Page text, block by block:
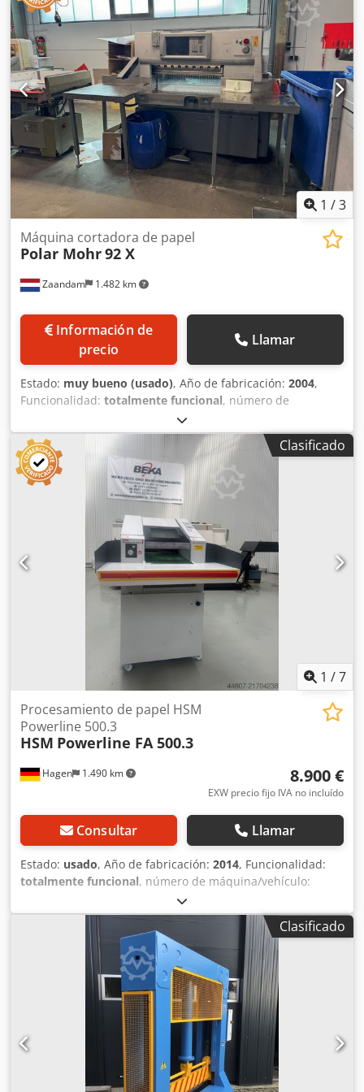
A Frecuencia: 50–60 Hz Opciones: - Módulo de 3,6 kWh -
ARC -Sistema tándem -UCT -Corte a presión Si tiene alguna
pregunta o necesita más información, no dude en
enviarnos un mensaje o llamarnos. Cjdpfx Ajzd Sipoaxsrf
1 /3
Zaandam 1.482 km
Máquina cortadora de papel
Polar Mohr92 X
Información de
precio
Llamar
Estado: muy bueno (usado), Año de fabricación: 2004,
Funcionalidad: totalmente funcional, número de
, Tamaño 92 cm, Programa,
Cuchillo de repuesto, Mesas auxiliares grandes Cedpfx
Aaswnqwcsxsrf Número de máquina: 7411231 Clasificado
1 /7
Hagen 1.490 km
Procesamiento de papel HSM
Powerline 500.3
HSM Powerline FA 500.3
8.900 €
EXW precio fijo IVA no incluído
Consultar Llamar
Estado: usado, Año de fabricación: 2014, Funcionalidad:
totalmente funcional, número de máquina/vehículo:
, HSM Powerline 500.3 El modelo
superior de la serie de destructoras de documentos de
alto rendimiento HSM Powerline. Crjdpfx Ajy Anvroaxjf Esta
potente máquina es ideal para la destrucción de grandes
volúmenes en archivos o plantas de destrucción
centralizadas. Los materiales de alta calidad y los
estándares de fabricación probados "Made in Germany"
de HSM garantizan que el producto sea seguro y duradero.
Especificaciones Ámbito de aplicación: Archivos / Oficinas
centrales Tipo de corte: Corte en partículas Ancho de
corte: 3,9 mm Longitud de partícula: 40 mm Nivel de
seguridad (DIN 66399): E-3 | F-1 | O-3 | P-4 | T-4
Clasificado